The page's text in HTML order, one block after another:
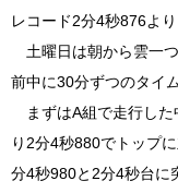
レコード2分4秒876よ
土曜日は朝から雲一
前中に30分ずつのタイ
まずはA組で走行した
り2分4秒880でトップ
分4秒980と2分4秒台に